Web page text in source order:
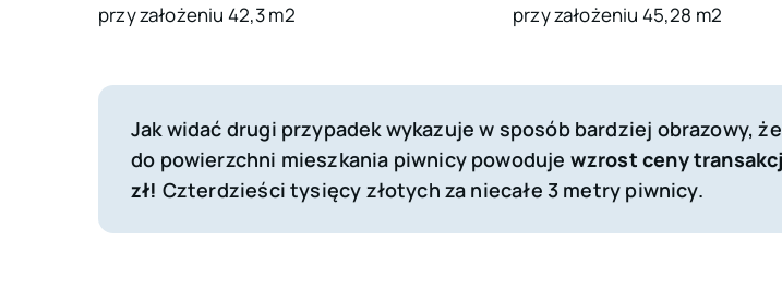
przy założeniu 42,3 m2 przy założeniu 45,28 m2
Jak widać drugi przypadek wykazuje w sposób bardziej obrazowy,
do powierzchni mieszkania piwnicy powoduje wzrost ceny
zł! Czterdzieści tysięcy złotych za niecałe 3 metry piwnicy.